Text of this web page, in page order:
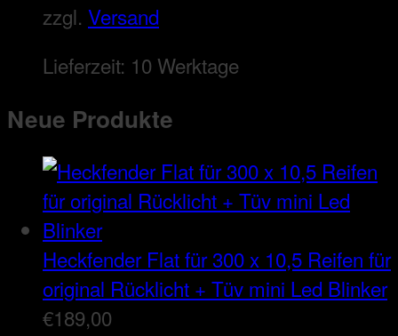
zzgl. Versand
Lieferzeit: 10 Werktage
Neue Produkte
Heckfender Flat für 300 x 10,5 Reifen für
original Rücklicht + Tüv mini Led Blinker
€189,00